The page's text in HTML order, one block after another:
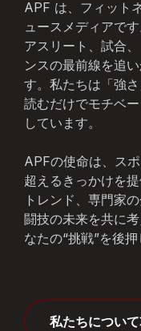
APF は、フィット
ュースメディアで
アスリート、試合
ンスの最前線を追
す。私たちは「強
読むだけでモチベ
しています。
APFの使命は、ス
超えるきっかけを
トレンド、専門家
闘技の未来を共に
なたの“挑戦”を後
私たちについて